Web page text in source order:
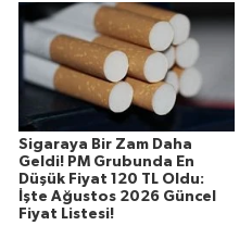
Sigaraya Bir Zam Daha
Geldi! PM Grubunda En
Düşük Fiyat 120 TL Oldu:
İşte Ağustos 2026 Güncel
Fiyat Listesi!